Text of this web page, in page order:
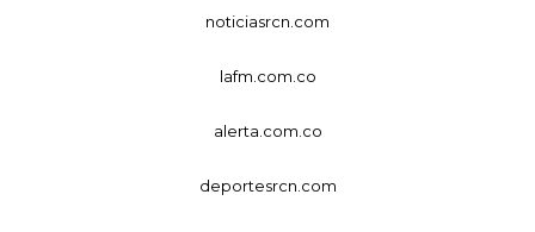
noticiasrcn.com
lafm.com.co
alerta.com.co
deportesrcn.com